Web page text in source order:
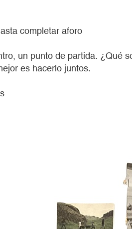
completar aforo
un punto de partida. ¿Qué
es hacerlo juntos.